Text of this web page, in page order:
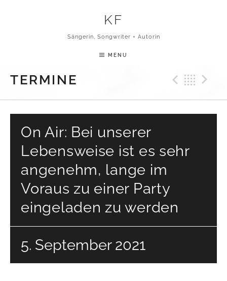
KF
Sängerin, Songwriter + Autorin
MENU
TERMINE
On Air: Bei unserer
Lebensweise ist es sehr
angenehm, lange im
Voraus zu einer Party
eingeladen zu werden
5. September 2021